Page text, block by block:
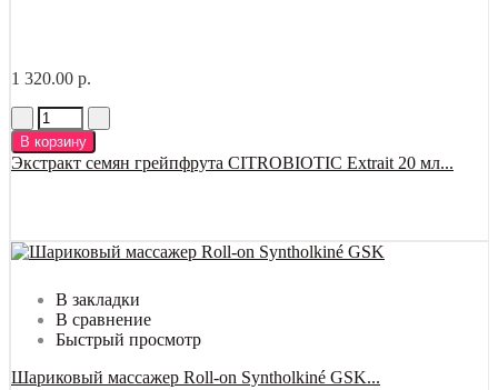
1 320.00 р.
В корзину
Экстракт семян грейпфрута CITROBIOTIC Extrait 20 мл...
В закладки
В сравнение
Быстрый просмотр
Шариковый массажер Roll-on Syntholkiné GSK...